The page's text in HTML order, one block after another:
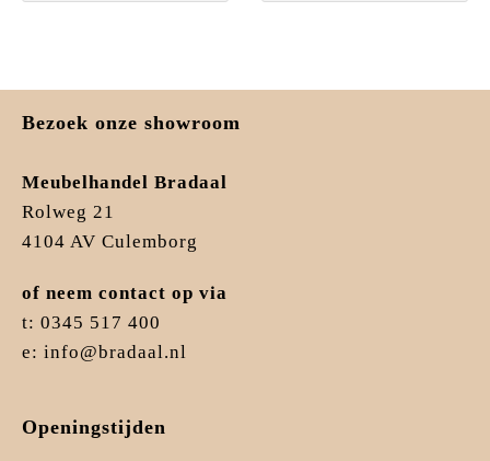
Bezoek onze showroom
Meubelhandel Bradaal
Rolweg 21
4104 AV Culemborg
of neem contact op via
t: 0345 517 400
e: info@bradaal.nl
Openingstijden